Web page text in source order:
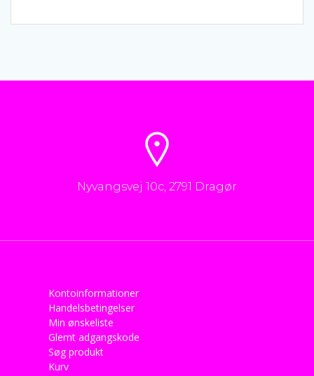
Nyvangsvej 10c, 2791 Dragør
Kontoinformationer
Handelsbetingelser
Min ønskeliste
Glemt adgangskode
Søg produkt
Kurv